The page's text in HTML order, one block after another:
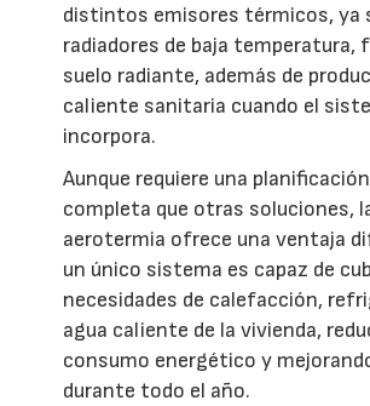
distintos emisores térmicos, ya
radiadores de baja temperatura,
suelo radiante, además de
caliente sanitaria cuando el
incorpora.
Aunque requiere una
completa que otras soluciones,
aerotermia ofrece una ventaja
un único sistema es capaz de
necesidades de calefacción,
agua caliente de la vivienda,
consumo energético y
durante todo el año.